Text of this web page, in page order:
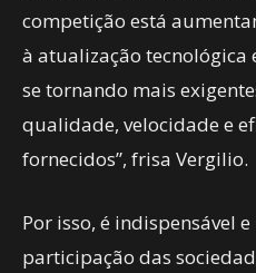
competição está
à atualização tecnológica
se tornando mais
qualidade, velocidade e
fornecidos”, frisa Vergilio.
Por isso, é indispensável
participação das